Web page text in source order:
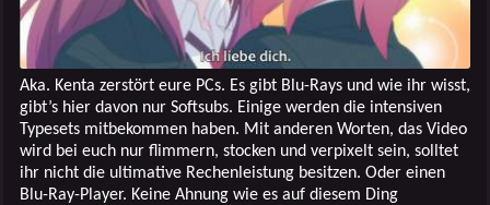
Aka. Kenta zerstört eure PCs. Es gibt Blu-Rays und wie ihr wisst,
gibt’s hier davon nur Softsubs. Einige werden die intensiven
Typesets mitbekommen haben. Mit anderen Worten, das Video
wird bei euch nur flimmern, stocken und verpixelt sein, solltet
ihr nicht die ultimative Rechenleistung besitzen. Oder einen
Blu-Ray-Player. Keine Ahnung wie es auf diesem Ding